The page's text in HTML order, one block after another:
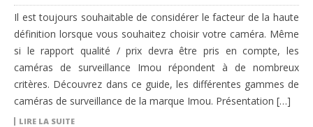
Il est toujours souhaitable de considérer le facteur de la haute
définition lorsque vous souhaitez choisir votre caméra. Même
si le rapport qualité / prix devra être pris en compte, les
caméras de surveillance Imou répondent à de nombreux
critères. Découvrez dans ce guide, les différentes gammes de
caméras de surveillance de la marque Imou. Présentation […]
LIRE LA SUITE